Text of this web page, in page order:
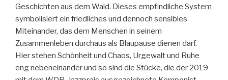
Geschichten aus dem Wald. Dieses empfindliche System
symbolisiert ein friedliches und dennoch sensibles
Miteinander, das dem Menschen in seinem
Zusammenleben durchaus als Blaupause dienen darf.
Hier stehen Schönheit und Chaos, Urgewalt und Ruhe
eng nebeneinander und so sind die Stücke, die der 2019